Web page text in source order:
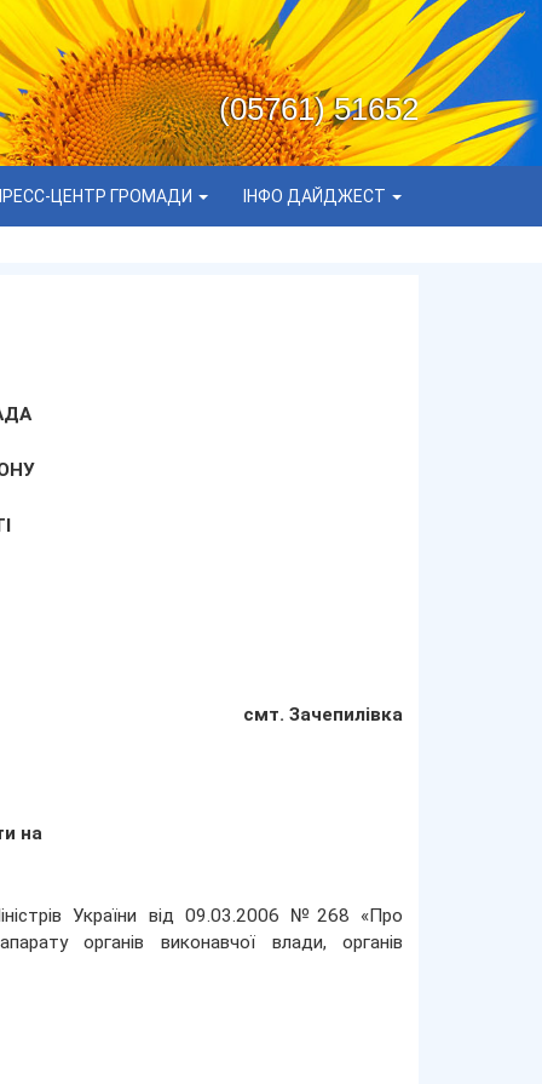
(05761) 51652
ЦЕНТР ГРОМАДИ ІНФО ДАЙДЖЕСТ
смт. Зачепилівка
на
України від 09.03.2006 №268 «Про
органів виконавчої влади, органів